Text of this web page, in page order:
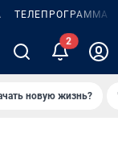
ТЕЛЕПРОГРАММА
новую жизнь?